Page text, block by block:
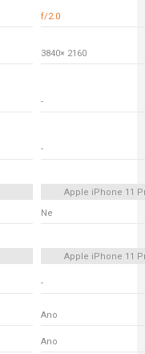
f/2.0
3840× 2160
-
-
Apple iPhone 11
Ne
Apple iPhone 11
-
Ano
Ano